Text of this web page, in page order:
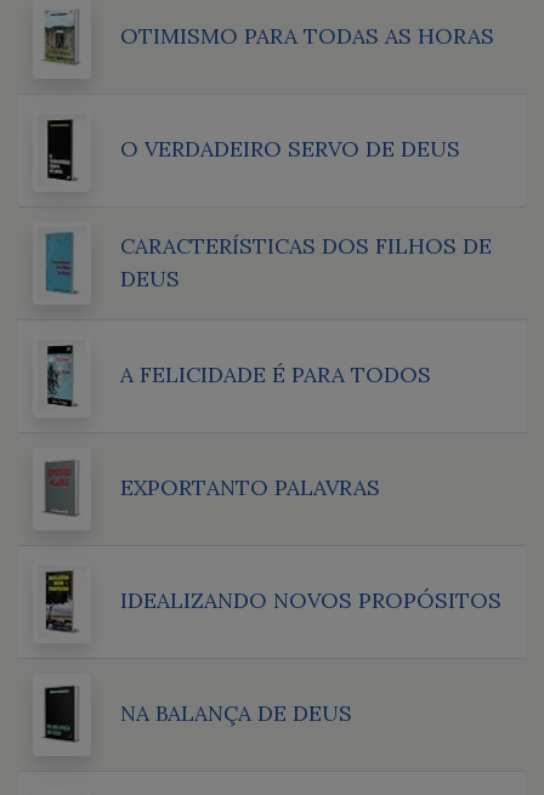
OTIMISMO PARA TODAS AS HORAS
O VERDADEIRO SERVO DE DEUS
CARACTERÍSTICAS DOS FILHOS DE
DEUS
A FELICIDADE É PARA TODOS
EXPORTANTO PALAVRAS
IDEALIZANDO NOVOS PROPÓSITOS
NA BALANÇA DE DEUS